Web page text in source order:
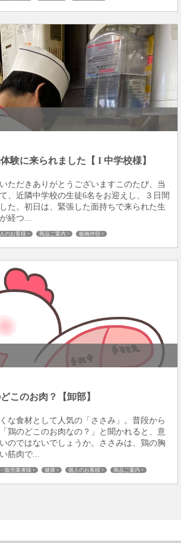
験に来られました【 I 中学校様】
ただきありがとうございますこのたび、当
、近隣中学校の生徒6名をお迎えし、３日間
た。初日は、緊張した面持ちで来られた生
経つ...
のお客様 商品ご案内 板橋仲宿
このお肉？【卸部】
な食材として人気の「ささみ」。普段から
鶏のどこのお肉なの？」と聞かれると、意
のではないでしょうか。ささみは、鶏の胸
筋肉で...
販売業者様 健康 個人のお客様
商品ご案内